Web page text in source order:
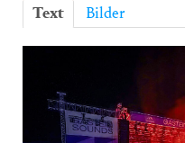
Text Bilder